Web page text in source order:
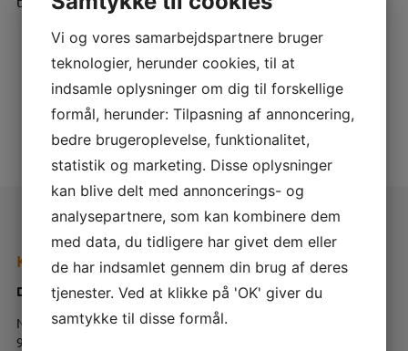
Kontaktinformation
Dansk Kompressor & Trykluft Center
Nibevej 142
9200 Aalborg SV
Vi og vores samarbejdspartnere bruger
teknologier, herunder cookies, til at
indsamle oplysninger om dig til forskellige
formål, herunder: Tilpasning af annoncering,
bedre brugeroplevelse, funktionalitet,
statistik og marketing. Disse oplysninger
kan blive delt med annoncerings- og
analysepartnere, som kan kombinere dem
med data, du tidligere har givet dem eller
de har indsamlet gennem din brug af deres
tjenester. Ved at klikke på 'OK' giver du
samtykke til disse formål.